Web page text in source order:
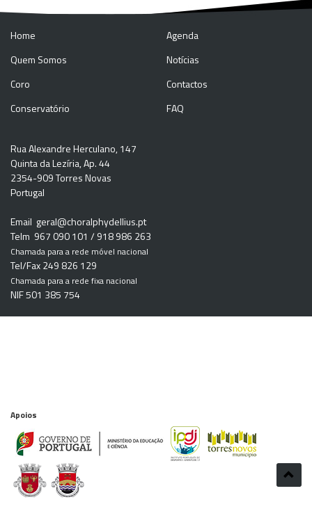
Home
Quem Somos
Coro
Conservatório
Agenda
Notícias
Contactos
FAQ
Rua Alexandre Herculano, 147
Quinta da Lezíria, Ap. 44
2354-909 Torres Novas
Portugal
Email geral@choralphydellius.pt
Telm 967 090 101 / 918 986 263
Chamada para a rede móvel nacional
Tel/Fax 249 826 129
Chamada para a rede fixa nacional
NIF 501 385 754
Apoios